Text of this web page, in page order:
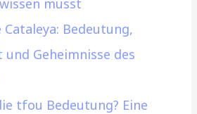
musst
Cataleya: Bedeutung,
Geheimnisse des
tfou Bedeutung? Eine